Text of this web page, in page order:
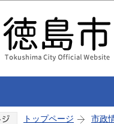
トップページ 市政